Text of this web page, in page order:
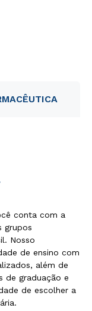
conta com a
grupos
Nosso
de ensino com
além de
de graduação e
de escolher a